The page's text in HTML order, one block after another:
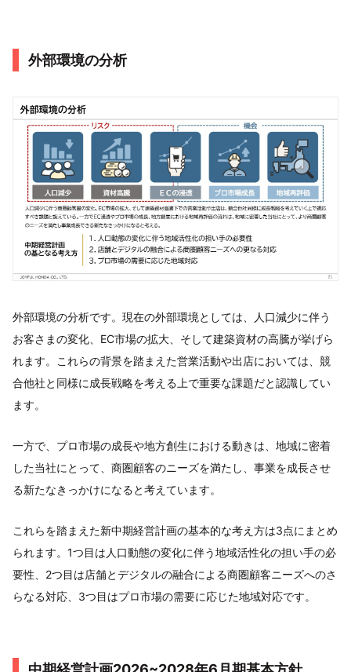
外部環境の分析
外部環境の分析です。現在の外部環境としては、人口減少に伴う
お客さまの変化、EC市場の拡大、そして建築資材の高騰が挙げら
れます。これらの背景を踏まえた営業活動や出店においては、競
合他社と同様に成長戦略を考える上で重要な課題だと認識してい
ます。
一方で、プロ市場の成長や地方創生における動きは、地域に密着
した当社にとって、商圏顧客のニーズを満たし、事業を成長させ
る新たなきっかけになると考えています。
これらを踏まえた新中期経営計画の基本的な考え方は3点にまとめ
られます。1つ目は人口動態の変化に伴う地域活性化の担い手の必
要性、2つ目は店舗とデジタルの融合による商圏顧客ニーズへのさ
らなる対応、3つ目はプロ市場の需要に応じた地域対応です。